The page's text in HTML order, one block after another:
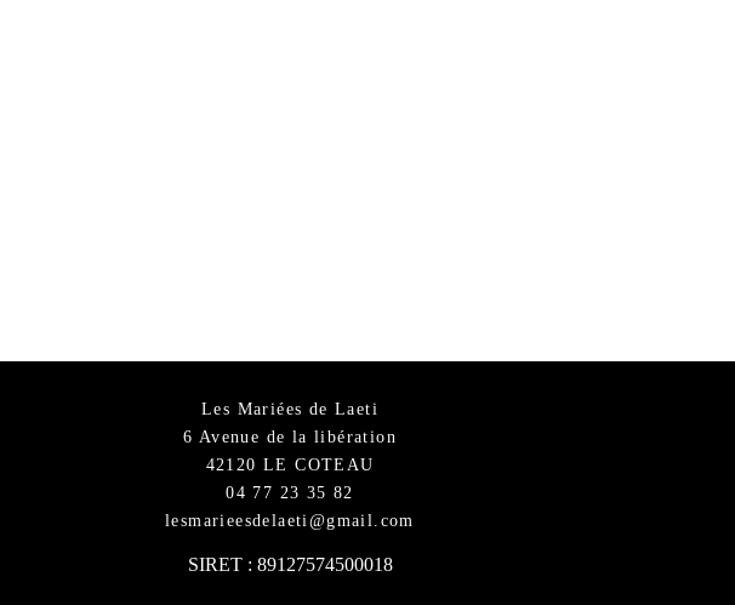
Les Mariées de Laeti
6 Avenue de la libération
42120 LE COTEAU
04 77 23 35 82
lesmarieesdelaeti@gmail.com
SIRET : 89127574500018